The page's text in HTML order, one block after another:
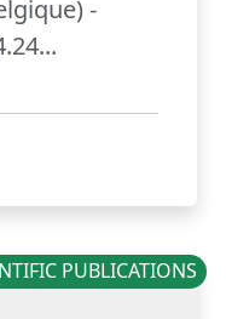
-
PUBLICATIONS